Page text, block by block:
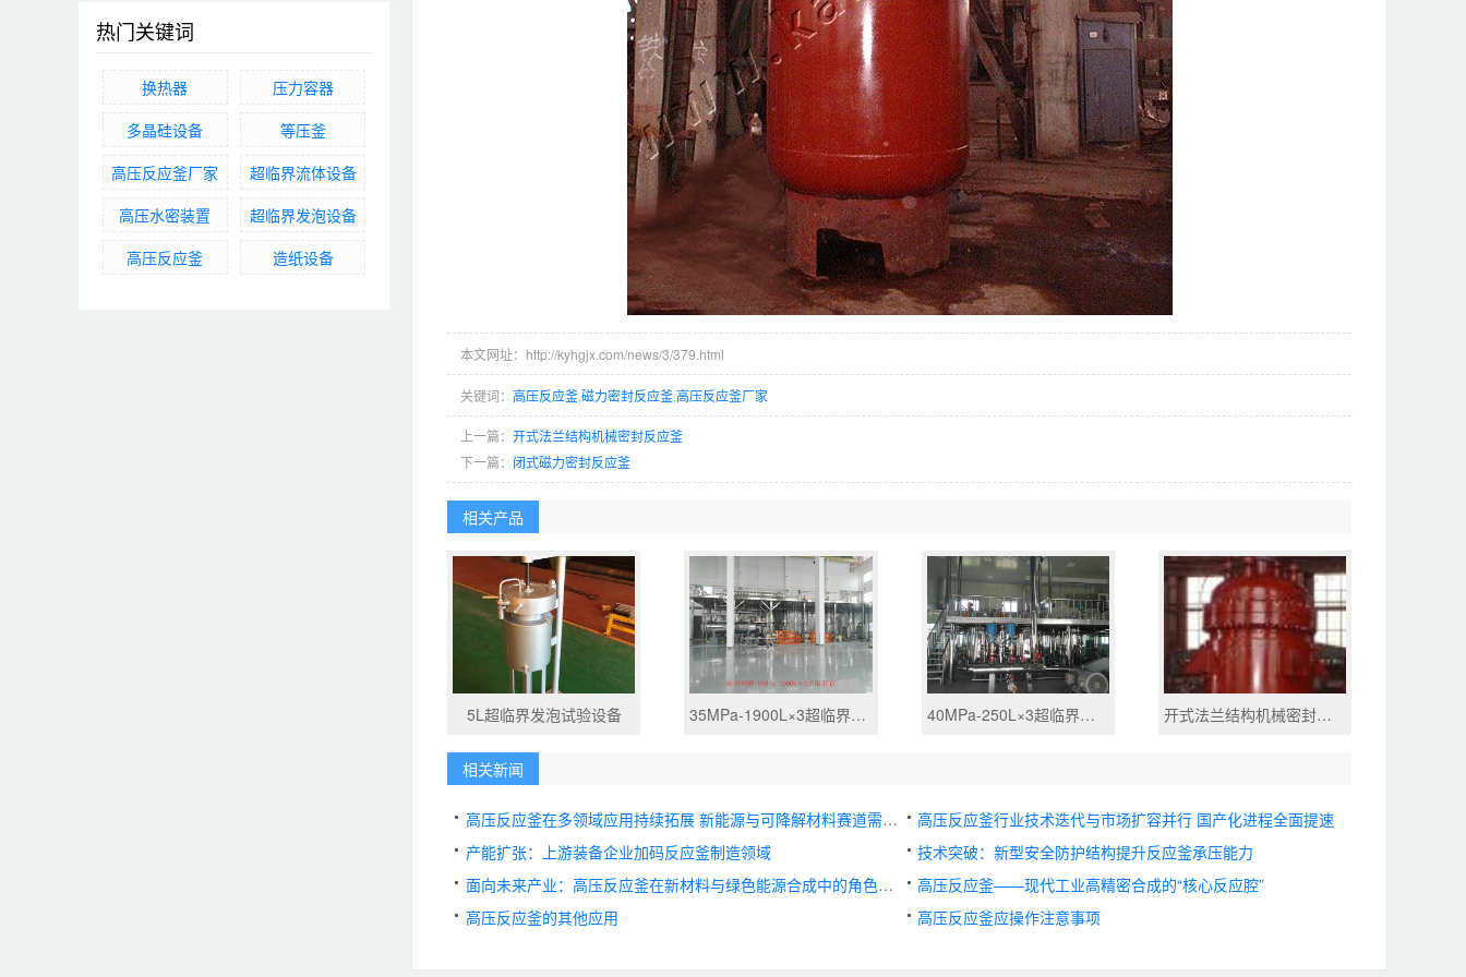
热门关键词
换热器
压力容器
多晶硅设备
等压釜
高压反应釜厂家
超临界流体设备
高压水密装置
超临界发泡设备
高压反应釜
造纸设备
本文网址：http://kyhgjx.com/news/3/379.html
关键词： 高压反应釜磁力密封反应釜高压反应釜厂家
上一篇： 开式法兰结构机械密封反应釜
下一篇： 闭式磁力密封反应釜
相关产品
5L超临界发泡试验设备 35MPa-1900L×3超临界萃取装置 40MPa-250L×3超临界萃取装置 开式法兰结构机械密封反应釜
相关新闻
高压反应釜在多领域应用持续拓展 新能源与可降解材料赛道需求旺盛
高压反应釜行业技术迭代与市场扩容并行 国产化进程全面提速
产能扩张：上游装备企业加码反应釜制造领域
技术突破：新型安全防护结构提升反应釜承压能力
面向未来产业：高压反应釜在新材料与绿色能源合成中的角色演进
高压反应釜——现代工业高精密合成的“核心反应腔”
高压反应釜的其他应用
高压反应釜应操作注意事项